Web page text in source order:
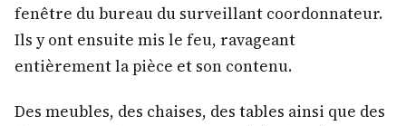
fenêtre du bureau du surveillant coordonnateur.
Ils y ont ensuite mis le feu, ravageant
entièrement la pièce et son contenu.
Des meubles, des chaises, des tables ainsi que des